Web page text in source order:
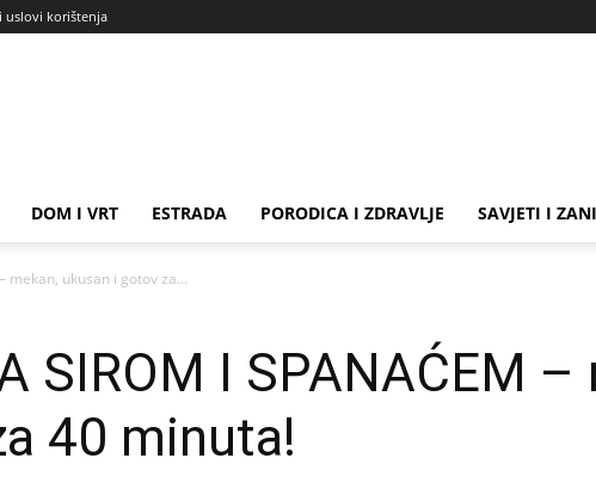
uslovi korištenja
DOM I VRT ESTRADA PORODICA I ZDRAVLJE SAVJETI I
mekan, ukusan i gotov za...
SIROM I SPANAĆEM –
40 minuta!